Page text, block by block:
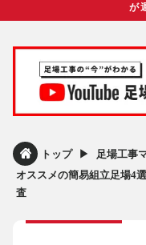
が
トップ ▶︎ 足場工事
オススメの簡易組立足場4
査